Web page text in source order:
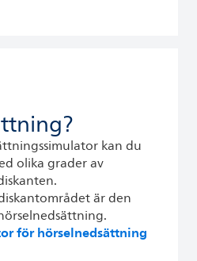
kan du
olika grader av
är den
för hörselnedsättning